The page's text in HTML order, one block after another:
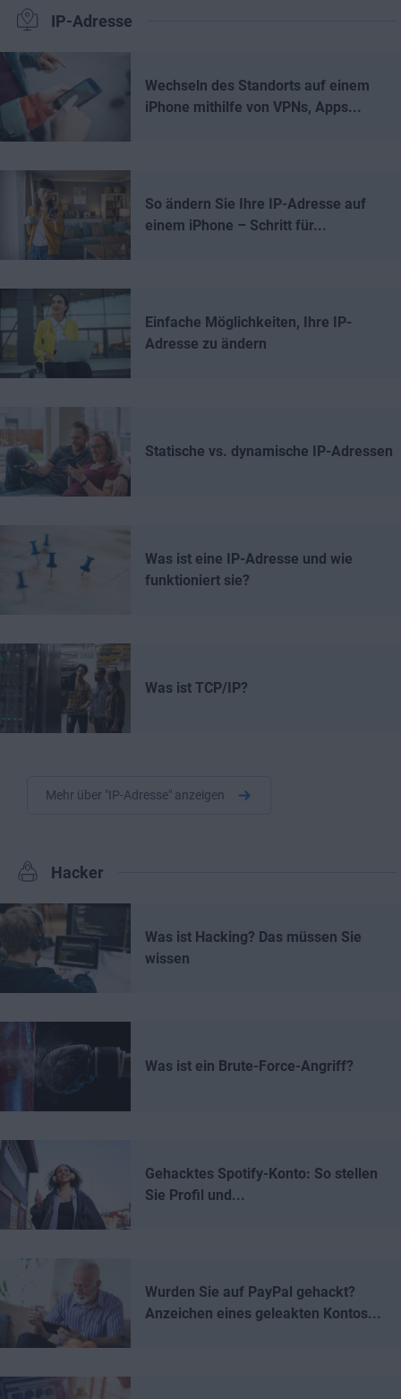
IP-Adresse
Wechseln des Standorts auf einem
iPhone mithilfe von VPNs, Apps...
So ändern Sie Ihre IP-Adresse auf
einem iPhone – Schritt für...
Einfache Möglichkeiten, Ihre IP-
Adresse zu ändern
Statische vs. dynamische IP-Adressen
Was ist eine IP-Adresse und wie
funktioniert sie?
Was ist TCP/IP?
Mehr über "IP-Adresse" anzeigen
Hacker
Was ist Hacking? Das müssen Sie
wissen
Was ist ein Brute-Force-Angriff?
Gehacktes Spotify-Konto: So stellen
Sie Profil und...
Wurden Sie auf PayPal gehackt?
Anzeichen eines geleakten Kontos...